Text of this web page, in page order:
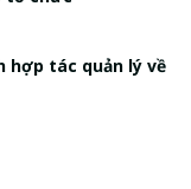
hợp tác quản lý về